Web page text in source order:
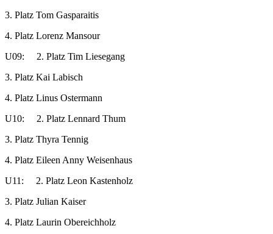
3. Platz Tom Gasparaitis
4. Platz Lorenz Mansour
U09: 2. Platz Tim Liesegang
3. Platz Kai Labisch
4. Platz Linus Ostermann
U10: 2. Platz Lennard Thum
3. Platz Thyra Tennig
4. Platz Eileen Anny Weisenhaus
U11: 2. Platz Leon Kastenholz
3. Platz Julian Kaiser
4. Platz Laurin Obereichholz